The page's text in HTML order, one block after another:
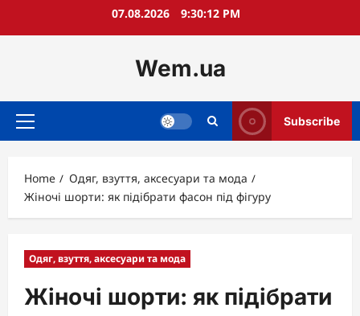
07.08.2026 9:30:14 PM
Wem.ua
Primary
Subscribe
Home
Одяг, взуття, аксесуари та мода
Жіночі шорти: як підібрати фасон під фігуру
Одяг, взуття, аксесуари та мода
Жіночі шорти: як підібрати